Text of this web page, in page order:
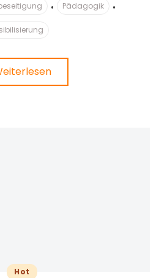
Pädagogik
Hot